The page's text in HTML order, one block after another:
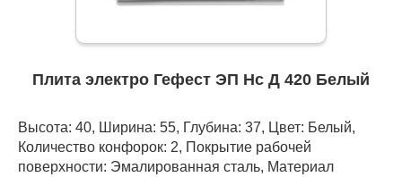
Плита электро Гефест ЭП Нс Д 420 Белый
Высота: 40, Ширина: 55, Глубина: 37, Цвет: Белый,
Количество конфорок: 2, Покрытие рабочей
поверхности: Эмалированная сталь, Материал